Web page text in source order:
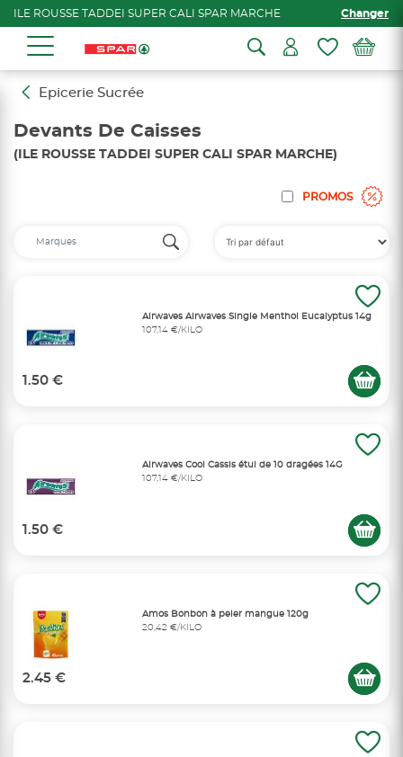
ILE ROUSSE TADDEI SUPER CALI SPAR MARCHE Changer
Epicerie Sucrée
Devants De Caisses
(ILE ROUSSE TADDEI SUPER CALI SPAR MARCHE)
PROMOS
Airwaves Airwaves Single Menthol Eucalyptus 14g
107,14 €/KILO
1.50 €
Airwaves Cool Cassis étui de 10 dragées 14G
107,14 €/KILO
1.50 €
Amos Bonbon à peler mangue 120g
20,42 €/KILO
2.45 €